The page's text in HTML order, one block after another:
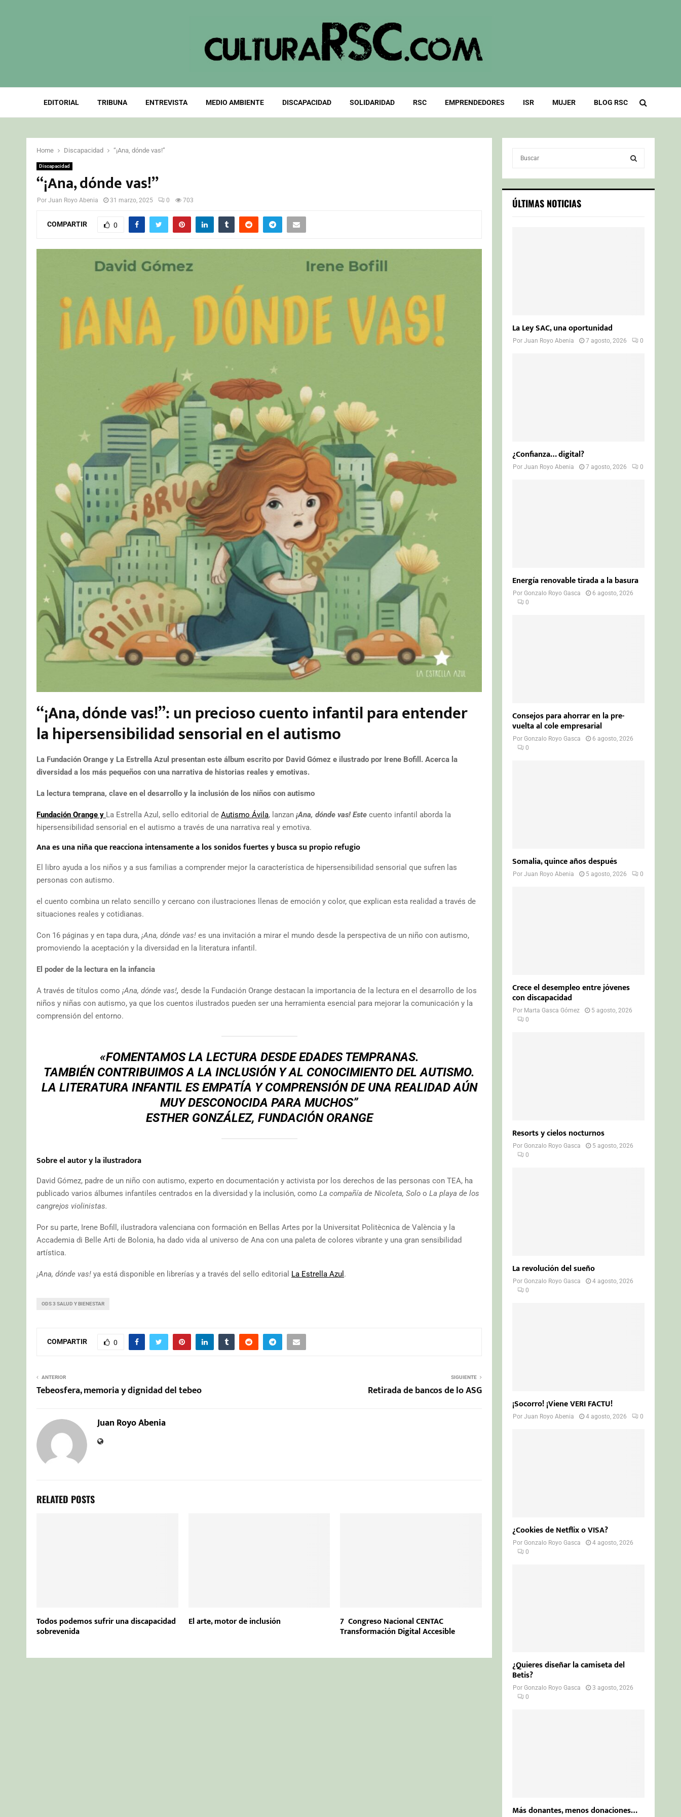
EDITORIAL TRIBUNA ENTREVISTA MEDIO AMBIENTE DISCAPACIDAD SOLIDARIDAD RSC EMPRENDEDORES ISR MUJER BLOG RSC
Home Discapacidad “¡Ana, dónde vas!”
Discapacidad
“¡Ana, dónde vas!”
Por Juan Royo Abenia 31 marzo, 2025 0 703
COMPARTIR 0
“¡Ana, dónde vas!”: un precioso cuento infantil para entender
la hipersensibilidad sensorial en el autismo
La Fundación Orange y La Estrella Azul presentan este álbum escrito por David Gómez e ilustrado por Irene Bofill. Acerca la
diversidad a los más pequeños con una narrativa de historias reales y emotivas.
La lectura temprana, clave en el desarrollo y la inclusión de los niños con autismo
Fundación Orange y La Estrella Azul, sello editorial de Autismo Ávila, lanzan ¡Ana, dónde vas! Este cuento infantil aborda la
hipersensibilidad sensorial en el autismo a través de una narrativa real y emotiva.
Ana es una niña que reacciona intensamente a los sonidos fuertes y busca su propio refugio
El libro ayuda a los niños y a sus familias a comprender mejor la característica de hipersensibilidad sensorial que sufren las
personas con autismo.
el cuento combina un relato sencillo y cercano con ilustraciones llenas de emoción y color, que explican esta realidad a través de
situaciones reales y cotidianas.
Con 16 páginas y en tapa dura, ¡Ana, dónde vas! es una invitación a mirar el mundo desde la perspectiva de un niño con autismo,
promoviendo la aceptación y la diversidad en la literatura infantil.
El poder de la lectura en la infancia
A través de títulos como ¡Ana, dónde vas!, desde la Fundación Orange destacan la importancia de la lectura en el desarrollo de los
niños y niñas con autismo, ya que los cuentos ilustrados pueden ser una herramienta esencial para mejorar la comunicación y la
comprensión del entorno.
«FOMENTAMOS LA LECTURA DESDE EDADES TEMPRANAS.
TAMBIÉN CONTRIBUIMOS A LA INCLUSIÓN Y AL CONOCIMIENTO DEL AUTISMO.
LA LITERATURA INFANTIL ES EMPATÍA Y COMPRENSIÓN DE UNA REALIDAD AÚN
MUY DESCONOCIDA PARA MUCHOS”
ESTHER GONZÁLEZ, FUNDACIÓN ORANGE
Sobre el autor y la ilustradora
David Gómez, padre de un niño con autismo, experto en documentación y activista por los derechos de las personas con TEA, ha
publicado varios álbumes infantiles centrados en la diversidad y la inclusión, como La compañía de Nicoleta, Solo o La playa de los
cangrejos violinistas.
Por su parte, Irene Bofill, ilustradora valenciana con formación en Bellas Artes por la Universitat Politècnica de València y la
Accademia di Belle Arti de Bolonia, ha dado vida al universo de Ana con una paleta de colores vibrante y una gran sensibilidad
artística.
¡Ana, dónde vas! ya está disponible en librerías y a través del sello editorial La Estrella Azul .
ODS 3 SALUD Y BIENESTAR
COMPARTIR 0
ANTERIOR
Tebeosfera, memoria y dignidad del tebeo
SIGUIENTE
Retirada de bancos de lo ASG
Juan Royo Abenia
RELATED POSTS
Todos podemos sufrir una discapacidad
sobrevenida
El arte, motor de inclusión 7º Congreso Nacional CENTAC
Transformación Digital Accesible
c
h
S
ÚLTIMAS NOTICIAS
La Ley SAC, una oportunidad
PorJuan Royo Abenia 7 agosto, 2026 0
¿Confianza… digital?
PorJuan Royo Abenia 7 agosto, 2026 0
Energía renovable tirada a la basura
PorGonzalo Royo Gasca
6 agosto, 2026
0
Consejos para ahorrar en la pre-
vuelta al cole empresarial
PorGonzalo Royo Gasca
6 agosto, 2026
0
Somalia, quince años después
PorJuan Royo Abenia 5 agosto, 2026 0
Crece el desempleo entre jóvenes
con discapacidad
Por Marta Gasca Gómez
5 agosto, 2026
0
Resorts y cielos nocturnos
PorGonzalo Royo Gasca
5 agosto, 2026
0
La revolución del sueño
PorGonzalo Royo Gasca
4 agosto, 2026
0
¡Socorro! ¡Viene VERI FACTU!
PorJuan Royo Abenia 4 agosto, 2026 0
¿Cookies de Netflix o VISA?
PorGonzalo Royo Gasca
4 agosto, 2026
0
¿Quieres diseñar la camiseta del
Betis?
PorGonzalo Royo Gasca
3 agosto, 2026
0
Más donantes, menos donaciones…